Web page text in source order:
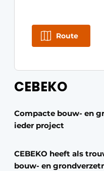
CEBEKO
Compacte bouw- en
ieder project
CEBEKO heeft als
bouw- en
Route